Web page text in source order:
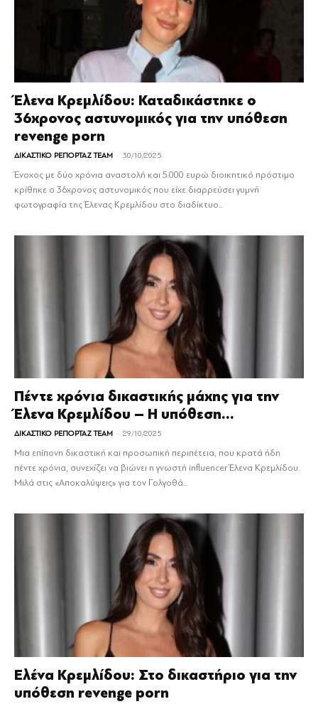
Έλενα Κρεμλίδου: Καταδικάστηκε ο
36χρονος αστυνομικός για την υπόθεση
revenge porn
ΔΙΚΑΣΤΙΚΟ ΡΕΠΟΡΤΑΖ TEAM - 30/10/2025
Ένοχος με δύο χρόνια αναστολή και 5.000 ευρώ διοικητικό πρόστιμο
κρίθηκε ο 36χρονος αστυνομικός που είχε διαρρεύσει γυμνή
φωτογραφία της Έλενας Κρεμλίδου στο διαδίκτυο...
Πέντε χρόνια δικαστικής μάχης για την
Έλενα Κρεμλίδου – Η υπόθεση...
ΔΙΚΑΣΤΙΚΟ ΡΕΠΟΡΤΑΖ TEAM - 29/10/2025
Μια επίπονη δικαστική και προσωπική περιπέτεια, που κρατά ήδη
πέντε χρόνια, συνεχίζει να βιώνει η γνωστή influencer Έλενα Κρεμλίδου.
Μιλά στις «Αποκαλύψεις» για τον Γολγοθά...
Ελένα Κρεμλίδου: Στο δικαστήριο για την
υπόθεση revenge porn